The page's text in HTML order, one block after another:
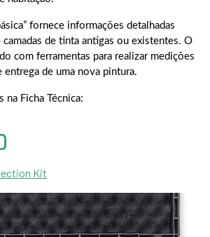
fornece informações detalhadas
camadas de tinta antigas ou existentes. O
com ferramentas para realizar medições
entrega de uma nova pintura.
na Ficha Técnica:
Kit